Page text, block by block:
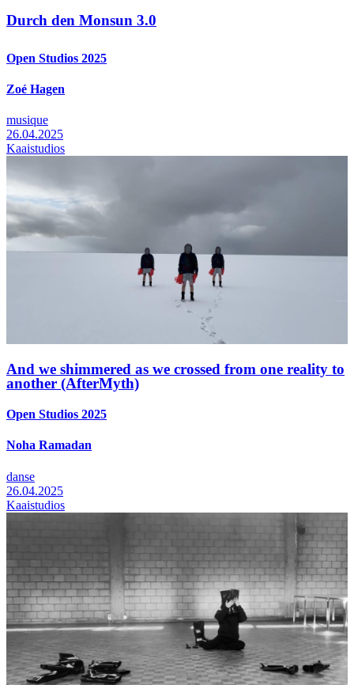
Durch den Monsun 3.0
Open Studios 2025
Zoé Hagen
musique
26.04.2025
Kaaistudios
And we shimmered as we crossed from one reality to
another (AfterMyth)
Open Studios 2025
Noha Ramadan
danse
26.04.2025
Kaaistudios